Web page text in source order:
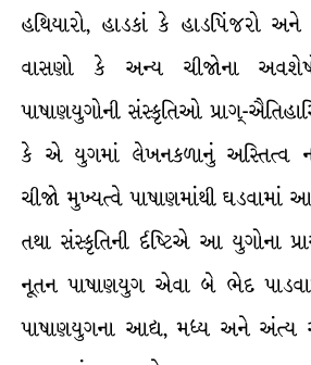
હથિયારો, હાડકાં કે હાડપિંજરો અને
વાસણો કે અન્ય ચીજોના
પાષાણયુગોની સંસ્કૃતિઓ પ્રાગ્-
કે એ યુગમાં લેખનકળાનું અસ્તિત્વ
ચીજો મુખ્યત્વે પાષાણમાંથી ઘડવામાં
તથા સંસ્કૃતિની ર્દષ્ટિએ આ યુગોના
નૂતન પાષાણયુગ એવા બે ભેદ
પાષાણયુગના આદ્ય, મધ્ય અને અંત્ય